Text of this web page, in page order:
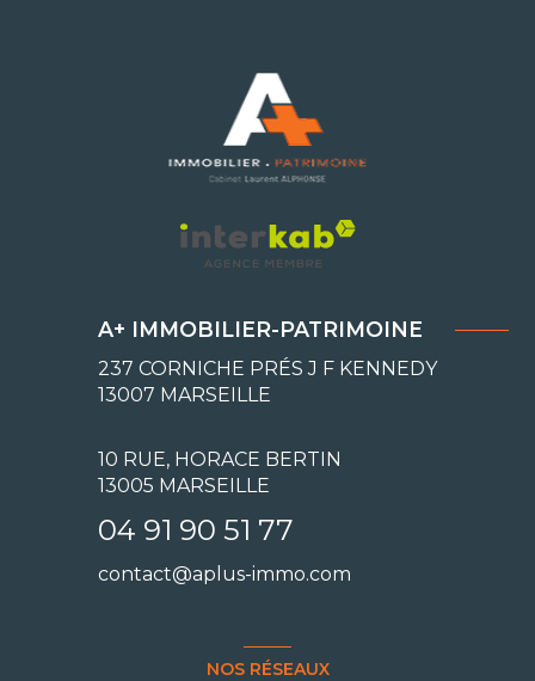
A+ IMMOBILIER-PATRIMOINE
237 CORNICHE PRÉS J F KENNEDY
13007 MARSEILLE
10 RUE, HORACE BERTIN
13005 MARSEILLE
04 91 90 51 77
contact@aplus-immo.com
NOS RÉSEAUX